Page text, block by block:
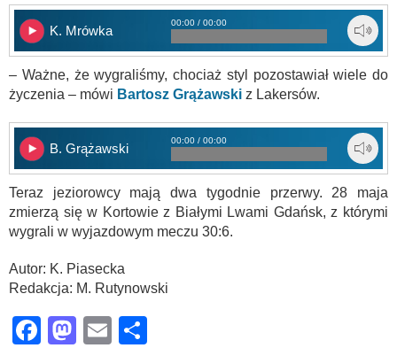
K. Mrówka
00:00 / 00:00
– Ważne, że wygraliśmy, chociaż styl pozostawiał wiele do
życzenia – mówi Bartosz Grążawski z Lakersów.
B. Grążawski
00:00 / 00:00
Teraz jeziorowcy mają dwa tygodnie przerwy. 28 maja
zmierzą się w Kortowie z Białymi Lwami Gdańsk, z którymi
wygrali w wyjazdowym meczu 30:6.
Autor: K. Piasecka
Redakcja: M. Rutynowski
Facebook
Mastodon
Email